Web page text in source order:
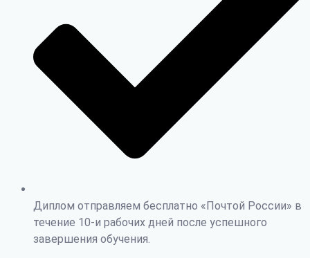
Диплом отправляем бесплатно «Почтой России» в
течение 10-и рабочих дней после успешного
завершения обучения.